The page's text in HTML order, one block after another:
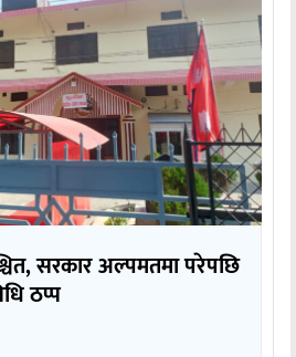
सरकार अल्पमतमा परेपछि
ठप्प